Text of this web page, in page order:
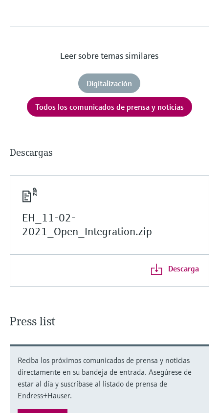
Leer sobre temas similares
Digitalización
Todos los comunicados de prensa y noticias
Descargas
EH_11-02-
2021_Open_Integration.zip
Descarga
Press list
Reciba los próximos comunicados de prensa y noticias
directamente en su bandeja de entrada. Asegúrese de
estar al día y suscríbase al listado de prensa de
Endress+Hauser.